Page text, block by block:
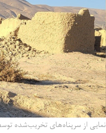
نمایی از سرپناه‌های تخریب‌شده‌